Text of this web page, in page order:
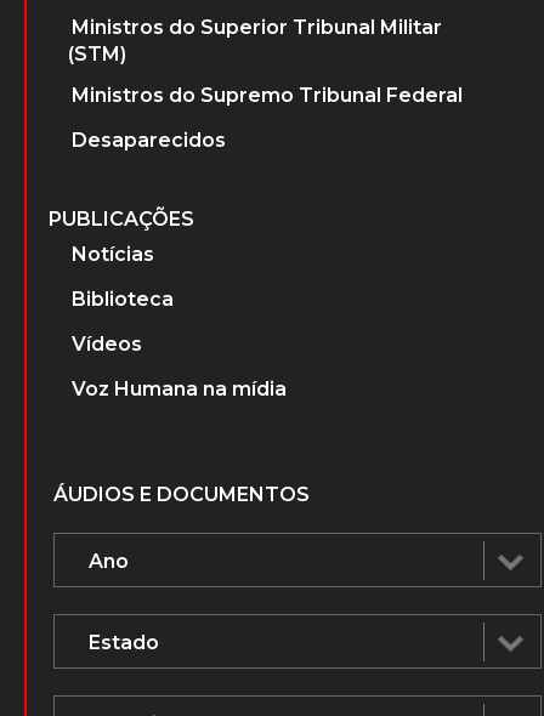
Ministros do Superior Tribunal Militar
(STM)
Ministros do Supremo Tribunal Federal
Desaparecidos
PUBLICAÇÕES
Notícias
Biblioteca
Vídeos
Voz Humana na mídia
ÁUDIOS E DOCUMENTOS